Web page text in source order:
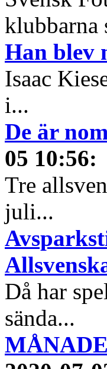
klubbarna
Han blev
Isaac
i...
De är
05 10:56:
Tre
juli...
Då har
sända...